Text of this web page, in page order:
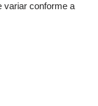
variar conforme a